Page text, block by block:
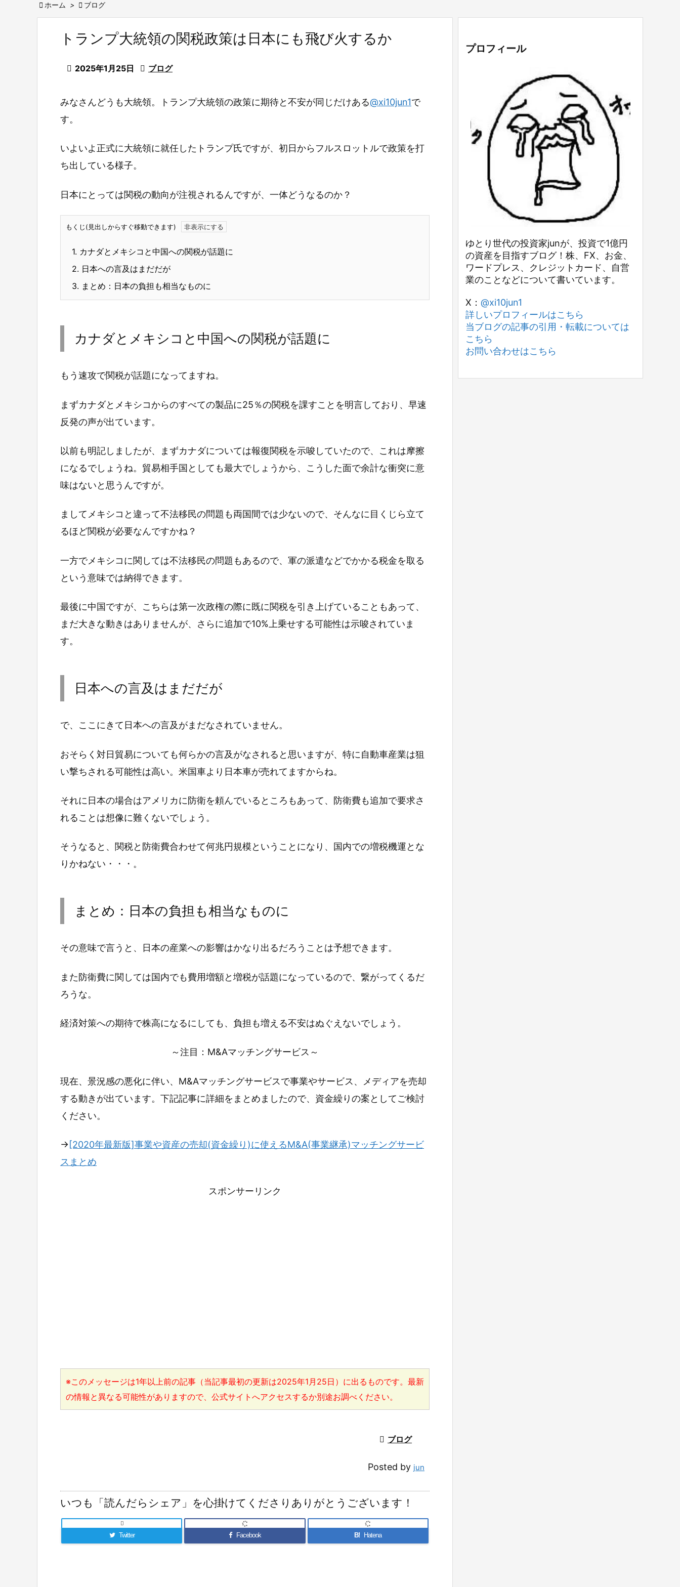
 ホーム >  ブログ
トランプ大統領の関税政策は日本にも飛び火するか
 2025年1月25日  ブログ
みなさんどうも大統領。トランプ大統領の政策に期待と不安が同じだけある@xi10jun1で
す。
いよいよ正式に大統領に就任したトランプ氏ですが、初日からフルスロットルで政策を打
ち出している様子。
日本にとっては関税の動向が注視されるんですが、一体どうなるのか？
もくじ(見出しからすぐ移動できます)
1. カナダとメキシコと中国への関税が話題に
2. 日本への言及はまだだが
3. まとめ：日本の負担も相当なものに
カナダとメキシコと中国への関税が話題に
もう速攻で関税が話題になってますね。
まずカナダとメキシコからのすべての製品に25％の関税を課すことを明言しており、早速
反発の声が出ています。
以前も明記しましたが、まずカナダについては報復関税を示唆していたので、これは摩擦
になるでしょうね。貿易相手国としても最大でしょうから、こうした面で余計な衝突に意
味はないと思うんですが。
ましてメキシコと違って不法移民の問題も両国間では少ないので、そんなに目くじら立て
るほど関税が必要なんですかね？
一方でメキシコに関しては不法移民の問題もあるので、軍の派遣などでかかる税金を取る
という意味では納得できます。
最後に中国ですが、こちらは第一次政権の際に既に関税を引き上げていることもあって、
まだ大きな動きはありませんが、さらに追加で10%上乗せする可能性は示唆されていま
す。
日本への言及はまだだが
で、ここにきて日本への言及がまだなされていません。
おそらく対日貿易についても何らかの言及がなされると思いますが、特に自動車産業は狙
い撃ちされる可能性は高い。米国車より日本車が売れてますからね。
それに日本の場合はアメリカに防衛を頼んでいるところもあって、防衛費も追加で要求さ
れることは想像に難くないでしょう。
そうなると、関税と防衛費合わせて何兆円規模ということになり、国内での増税機運とな
りかねない・・・。
まとめ：日本の負担も相当なものに
その意味で言うと、日本の産業への影響はかなり出るだろうことは予想できます。
また防衛費に関しては国内でも費用増額と増税が話題になっているので、繋がってくるだ
ろうな。
経済対策への期待で株高になるにしても、負担も増える不安はぬぐえないでしょう。
～注目：M&Aマッチングサービス～
現在、景況感の悪化に伴い、M&Aマッチングサービスで事業やサービス、メディアを売却
する動きが出ています。下記記事に詳細をまとめましたので、資金繰りの案としてご検討
ください。
→[2020年最新版]事業や資産の売却(資金繰り)に使えるM&A(事業継承)マッチングサービ
スまとめ
スポンサーリンク
※このメッセージは1年以上前の記事（当記事最初の更新は2025年1月25日）に出るものです。最新
の情報と異なる可能性がありますので、公式サイトへアクセスするか別途お調べください。
 ブログ
Posted by jun
いつも「読んだらシェア」を心掛けてくださりありがとうございます！
Twitter

Facebook B! Hatena
プロフィール
ゆとり世代の投資家junが、投資で1億円
の資産を目指すブログ！株、FX、お金、
ワードプレス、クレジットカード、自営
業のことなどについて書いています。
X： @xi10jun1
詳しいプロフィールはこちら
当ブログの記事の引用・転載については
こちら
お問い合わせはこちら